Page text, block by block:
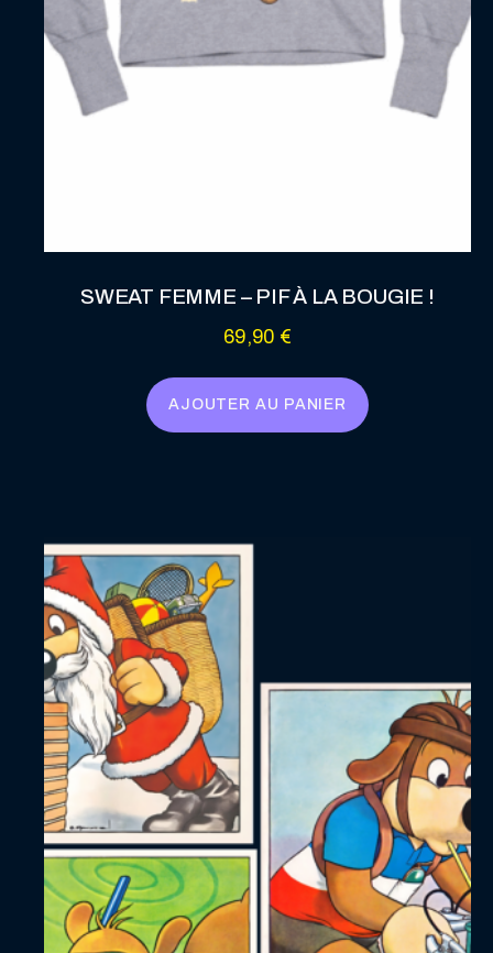
SWEAT FEMME – PIF À LA BOUGIE !
69,90 €
AJOUTER AU PANIER